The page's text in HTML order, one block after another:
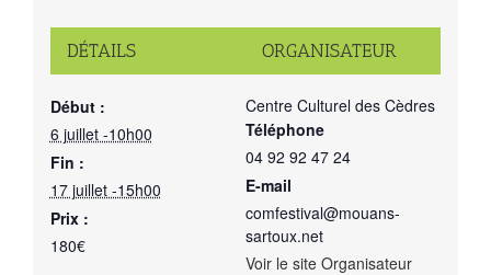
DÉTAILS
Début :
6 juillet -10h00
Fin :
17 juillet -15h00
Prix :
180€
ORGANISATEUR
Centre Culturel des Cèdres
Téléphone
04 92 92 47 24
E-mail
comfestival@mouans-
sartoux.net
Voir le site Organisateur